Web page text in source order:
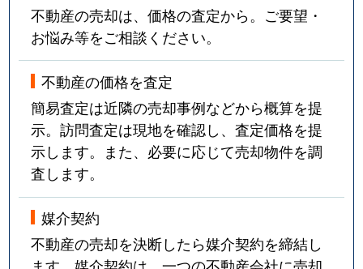
不動産の売却は、価格の査定から。ご要望・
お悩み等をご相談ください。
不動産の価格を査定
簡易査定は近隣の売却事例などから概算を提
示。訪問査定は現地を確認し、査定価格を提
示します。また、必要に応じて売却物件を調
査します。
媒介契約
不動産の売却を決断したら媒介契約を締結し